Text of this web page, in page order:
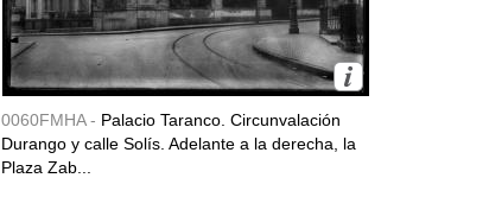
0060FMHA - Palacio Taranco. Circunvalación
Durango y calle Solís. Adelante a la derecha, la
Plaza Zab...